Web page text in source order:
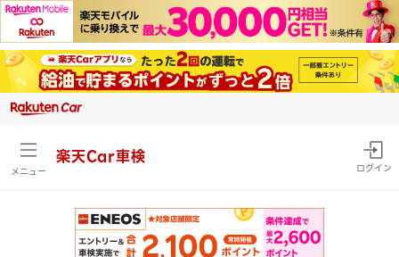
メニュー
楽天Car車検
ログイン